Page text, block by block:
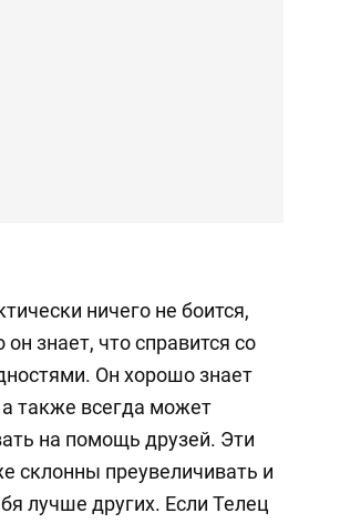
ничего не боится,
он знает, что справится со
Он хорошо знает
а также всегда может
на помощь друзей. Эти
склонны преувеличивать и
лучше других. Если Телец